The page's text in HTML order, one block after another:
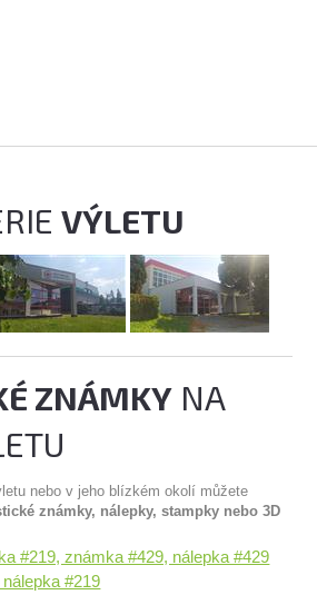
VÝLETU
ZNÁMKY NA
nebo v jeho blízkém okolí můžete
známky, nálepky, stampky nebo 3D
#219, známka #429, nálepka #429
#219